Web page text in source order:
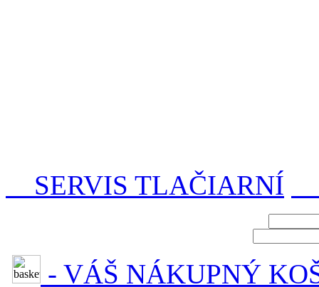
SERVIS TLAČIARNÍ
- VÁŠ NÁKUPNÝ